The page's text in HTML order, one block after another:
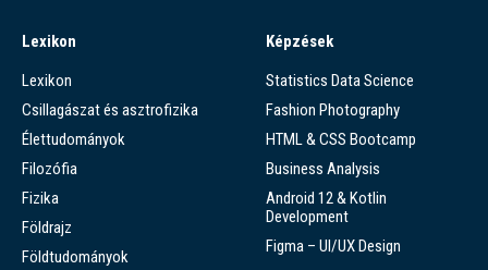
Lexikon
Lexikon
Csillagászat és asztrofizika
Élettudományok
Filozófia
Fizika
Földrajz
Földtudományok
Képzések
Statistics Data Science
Fashion Photography
HTML & CSS Bootcamp
Business Analysis
Android 12 & Kotlin
Development
Figma – UI/UX Design